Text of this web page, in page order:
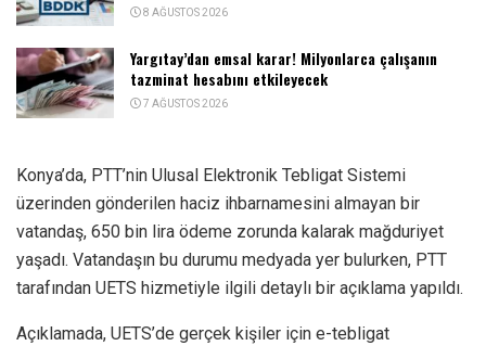
8 AĞUSTOS 2026
Yargıtay’dan emsal karar! Milyonlarca çalışanın
tazminat hesabını etkileyecek
7 AĞUSTOS 2026
Konya’da, PTT’nin Ulusal Elektronik Tebligat Sistemi
üzerinden gönderilen haciz ihbarnamesini almayan bir
vatandaş, 650 bin lira ödeme zorunda kalarak mağduriyet
yaşadı. Vatandaşın bu durumu medyada yer bulurken, PTT
tarafından UETS hizmetiyle ilgili detaylı bir açıklama yapıldı.
Açıklamada, UETS’de gerçek kişiler için e-tebligat